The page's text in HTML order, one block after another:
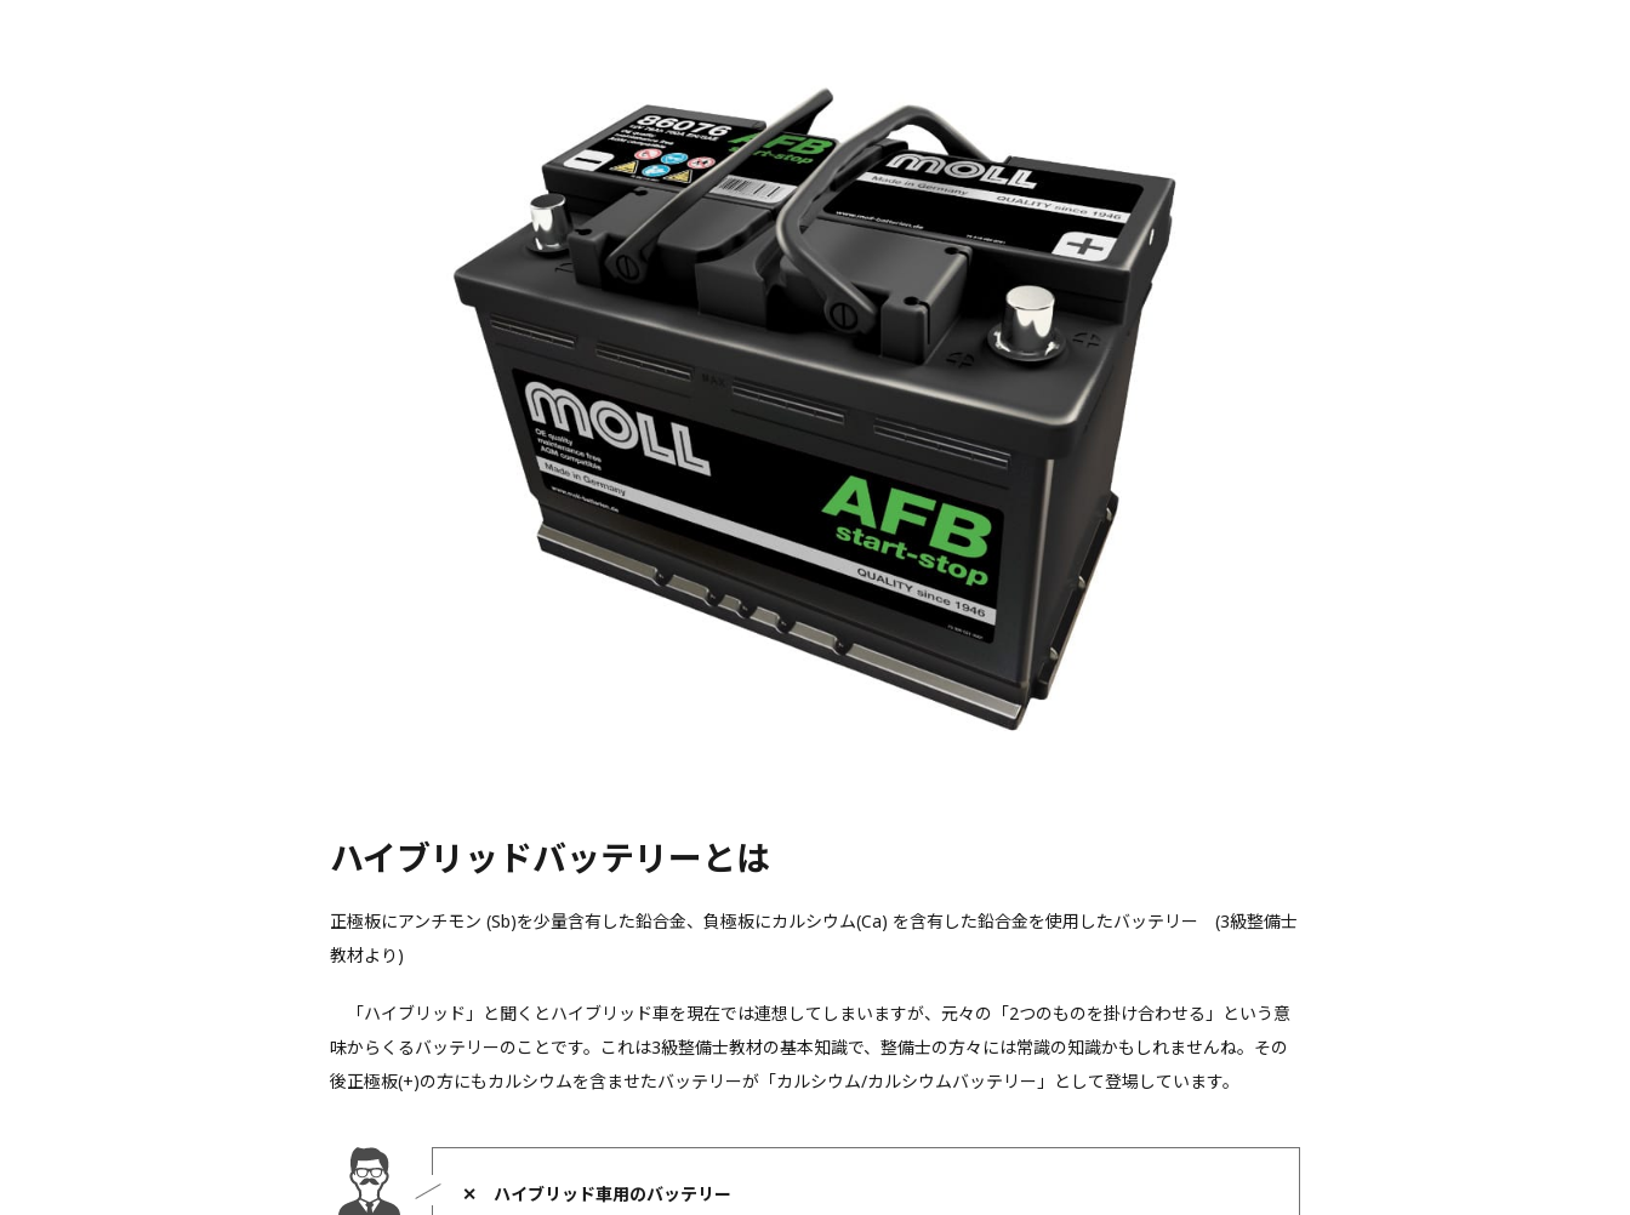
ハイブリッドバッテリーとは
正極板にアンチモン (Sb)を少量含有した鉛合金、負極板にカルシウム(Ca) を含有した鉛合金を使用したバッテリー (3級整備士
教材より)
「ハイブリッド」と聞くとハイブリッド車を現在では連想してしまいますが、元々の「2つのものを掛け合わせる」という意
味からくるバッテリーのことです。これは3級整備士教材の基本知識で、整備士の方々には常識の知識かもしれませんね。その
後正極板(+)の方にもカルシウムを含ませたバッテリーが「カルシウム/カルシウムバッテリー」として登場しています。
✕
ハイブリッド車用のバッテリー